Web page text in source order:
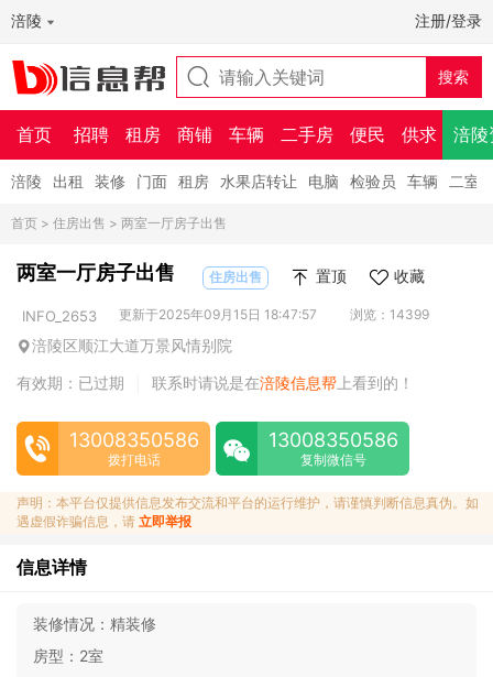
涪陵 注册/登录
首页 招聘 租房 商铺 车辆 二手房 便民 供求 涪陵
涪陵 出租 装修 门面 租房 水果店转让 电脑 检验员 车辆 二室
首页 > 住房出售 > 两室一厅房子出售
两室一厅房子出售 住房出售 置顶 收藏
INFO_2653 更新于2025年09月15日 18:47:57 浏览：14399
涪陵区顺江大道万景风情别院
有效期：已过期
联系时请说是在涪陵信息帮 上看到的！
13008350586
拨打电话
13008350586
复制微信号
声明：本平台仅提供信息发布交流和平台的运行维护，请谨慎判断信息真伪。如
遇虚假诈骗信息，请 立即举报
信息详情
装修情况： 精装修
房型： 2室